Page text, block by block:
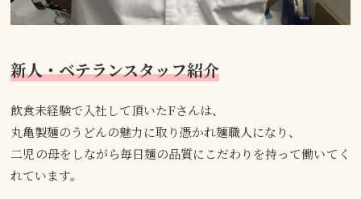
新人・ベテランスタッフ紹介
飲食未経験で入社して頂いたFさんは、
丸亀製麺のうどんの魅力に取り憑かれ麺職人になり、
二児の母をしながら毎日麺の品質にこだわりを持って働いてく
れています。